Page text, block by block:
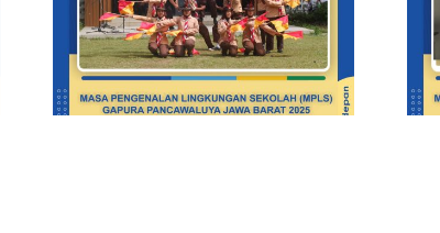
(MPLS) Pancawaluya
Jawa Barat di SMKN 9
Bandung Hari Ketiga